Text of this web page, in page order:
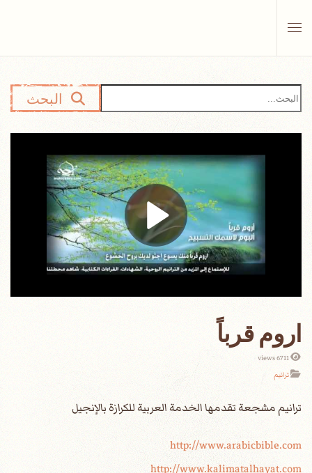
البحث
اروم قرباً
6711 views
ترانيم
http://www.arabicbible.com
http://www.kalimatalhayat.com